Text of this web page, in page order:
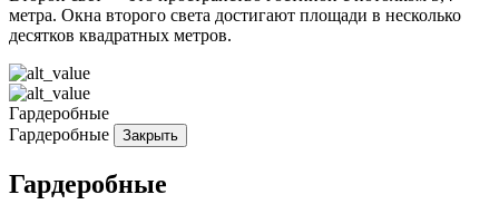
метра. Окна второго света достигают площади в несколько
десятков квадратных метров.
Гардеробные
Гардеробные
Закрыть
Гардеробные